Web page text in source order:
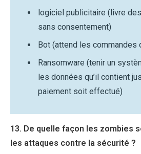
logiciel publicitaire (livre
sans consentement)
Bot (attend les commandes
Ransomware (tenir un
les données qu’il contient
paiement soit effectué)
13. De quelle façon les zombies
les attaques contre la sécurité ?